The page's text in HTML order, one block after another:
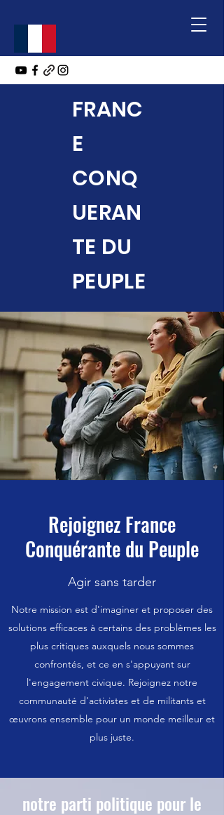
FRANC
E
CONQ
UERAN
TE DU
PEUPLE
Rejoignez France
Conquérante du Peuple
Agir sans tarder
Notre mission est d'imaginer et proposer des
solutions efficaces à certains des problèmes les
plus critiques auxquels nous sommes
confrontés, et ce en s'appuyant sur
l'engagement civique. Rejoignez notre
communauté d'activistes et de militants et
œuvrons ensemble pour un monde meilleur et
plus juste.
notre parti politique pour le